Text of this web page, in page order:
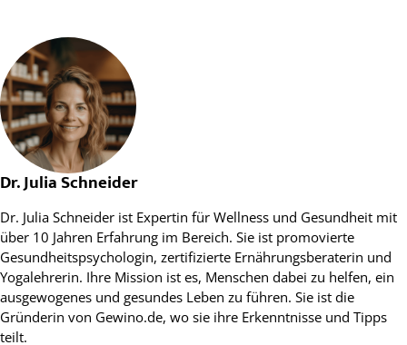
Dr. Julia Schneider
Dr. Julia Schneider ist Expertin für Wellness und Gesundheit mit
über 10 Jahren Erfahrung im Bereich. Sie ist promovierte
Gesundheitspsychologin, zertifizierte Ernährungsberaterin und
Yogalehrerin. Ihre Mission ist es, Menschen dabei zu helfen, ein
ausgewogenes und gesundes Leben zu führen. Sie ist die
Gründerin von Gewino.de, wo sie ihre Erkenntnisse und Tipps
teilt.